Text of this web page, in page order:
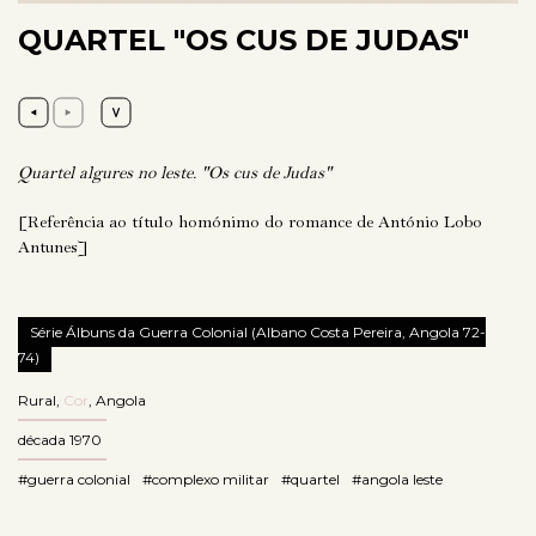
QUARTEL "OS CUS DE JUDAS"
Quartel algures no leste. "Os cus de Judas"
[Referência ao título homónimo do romance de António Lobo
Antunes]
Série Álbuns da Guerra Colonial (Albano Costa Pereira, Angola 72-
74)
Rural, Cor, Angola
década 1970
#guerra colonial #complexo militar #quartel #angola leste